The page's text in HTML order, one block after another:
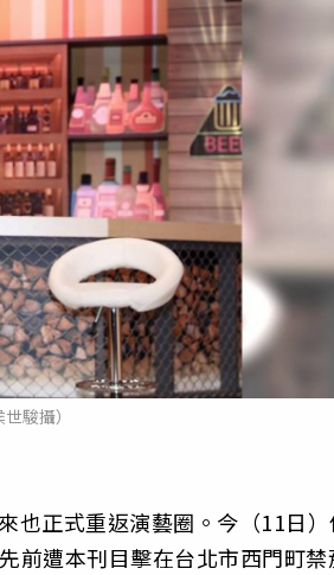
駿攝）
也正式重返演藝圈。今（11日
前遭本刊目擊在台北市西門町禁